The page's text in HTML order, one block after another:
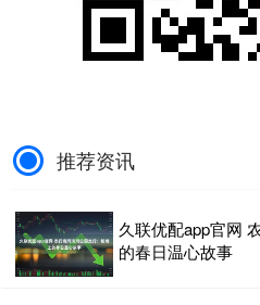
推荐资讯
久联优配app官网
的春日温心故事